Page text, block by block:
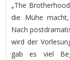
„The
die Mühe
Nach
wird der
gab es viel